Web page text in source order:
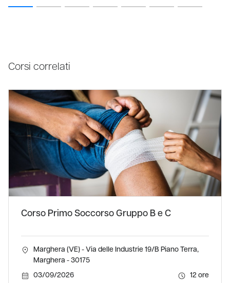
Corsi correlati
Corso Primo Soccorso Gruppo B e C
Marghera (VE) - Via delle Industrie 19/B Piano Terra,
Marghera - 30175
03/09/2026
12